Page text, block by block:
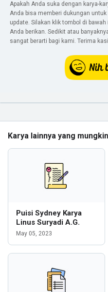
Apakah Anda suka dengan karya-
Anda bisa memberi dukungan
update. Silakan klik tombol di
Anda berikan. Sedikit atau
sangat berarti bagi kami. Terima
Karya lainnya yang
Puisi Sydney Karya
Linus Suryadi A.G.
May 05, 2023